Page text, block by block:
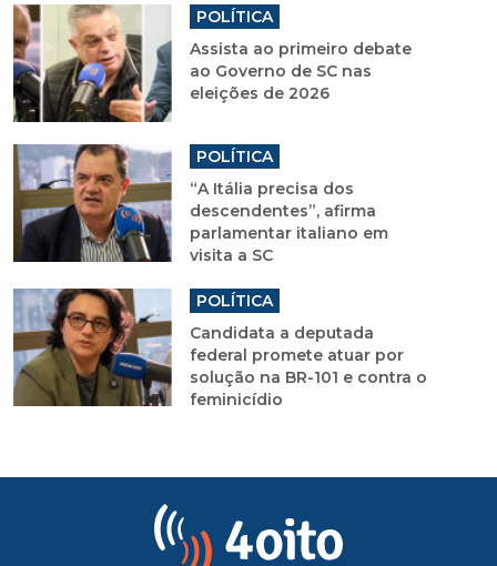
POLÍTICA
Assista ao primeiro debate
ao Governo de SC nas
eleições de 2026
POLÍTICA
“A Itália precisa dos
descendentes”, afirma
parlamentar italiano em
visita a SC
POLÍTICA
Candidata a deputada
federal promete atuar por
solução na BR-101 e contra o
feminicídio